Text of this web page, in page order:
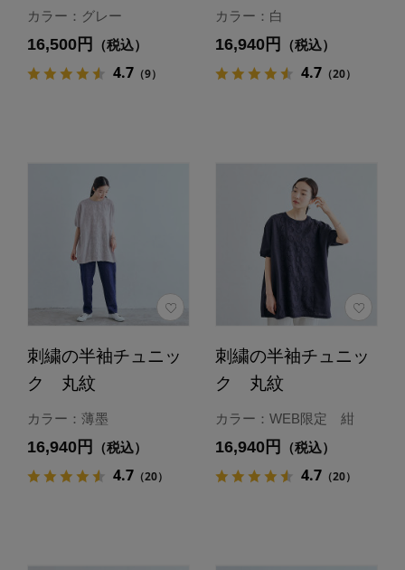
カラー：グレー
16,500円 （税込）
4.7（9）
カラー：白
16,940円 （税込）
4.7（20）
刺繍の半袖チュニッ
ク 丸紋
カラー：薄墨
16,940円 （税込）
4.7（20）
刺繍の半袖チュニッ
ク 丸紋
カラー：WEB限定 紺
16,940円 （税込）
4.7（20）